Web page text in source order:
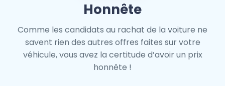
Honnête
Comme les candidats au rachat de la voiture ne
savent rien des autres offres faites sur votre
véhicule, vous avez la certitude d’avoir un prix
honnête !